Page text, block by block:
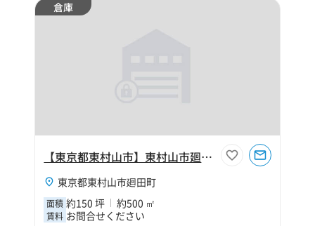
倉庫
【東京都東村山市】東村山市廻田町4丁目150坪倉庫
東京都東村山市廻田町
面積 約150 坪 約500 ㎡
賃料 お問合せください